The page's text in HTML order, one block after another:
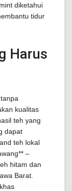
diketahui
tidur
Harus
kualitas
teh yang
dapat
teh lokal
–
hitam dan
Barat.